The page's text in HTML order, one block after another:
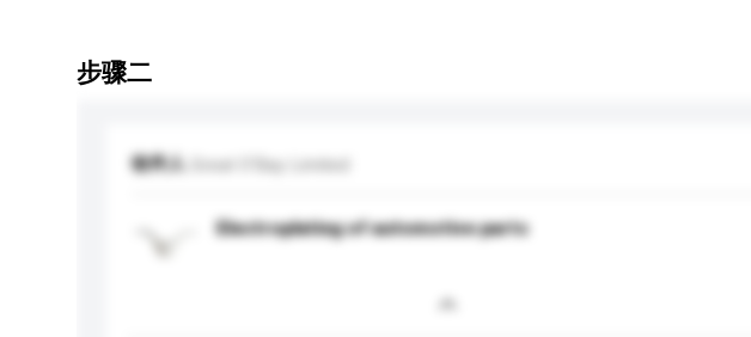
步骤二
收件人 Great O'Bay Limited
Electroplating of automotive parts